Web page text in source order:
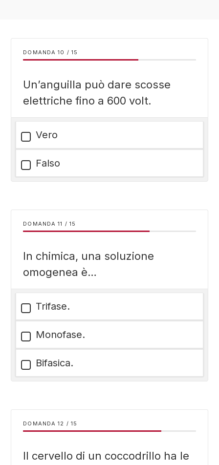
DOMANDA / 15
Un’anguilla può dare scosse
elettriche fino a 600 volt.
Vero
Falso
DOMANDA / 15
In chimica, una soluzione
omogenea è…
Trifase.
Monofase.
Bifasica.
DOMANDA / 15
Il cervello di un coccodrillo ha le